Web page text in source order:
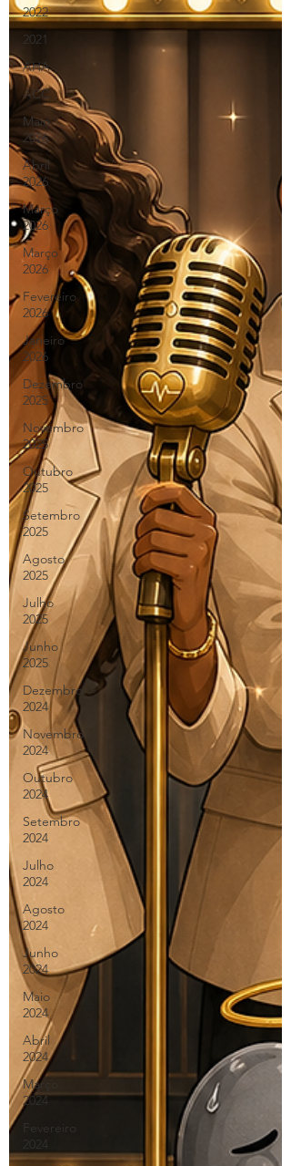
2022
2021
AHA
ACC
Maio
2026
Abril
2026
Março
2026
Março
2026
Fevereiro
2026
Janeiro
2026
Dezembro
2025
Novembro
2025
Outubro
2025
Setembro
2025
Agosto
2025
Julho
2025
Junho
2025
Dezembro
2024
Novembro
2024
Outubro
2024
Setembro
2024
Julho
2024
Agosto
2024
Junho
2024
Maio
2024
Abril
2024
Março
2024
Fevereiro
2024